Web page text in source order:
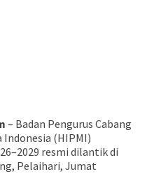
– Badan Pengurus Cabang
Indonesia (HIPMI)
resmi dilantik di
Pelaihari, Jumat